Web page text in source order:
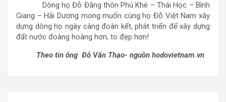
Dòng họ Đỗ Đăng thôn Phú Khê – Thái Học – Bình
Giang – Hải Dương mong muốn cùng họ Đỗ Việt Nam xây
dựng dòng họ ngày càng đoàn kết, phát triển để xây dựng
đất nước đoàng hoàng hơn, to đẹp hơn!
Theo tin ông Đỗ Văn Thạo- nguồn hodovietnam.vn